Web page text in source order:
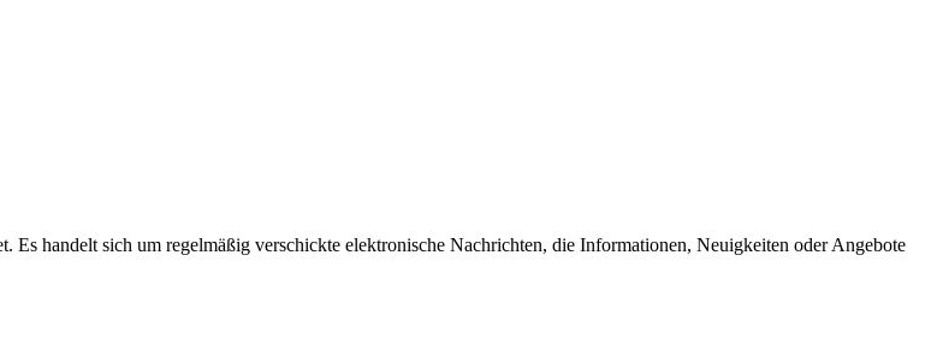
handelt sich um regelmäßig verschickte elektronische Nachrichten, die Informationen, Neuigkeiten oder Angebote